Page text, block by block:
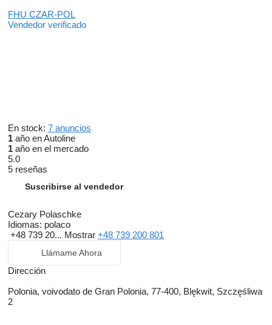
FHU CZAR-POL
Vendedor verificado
En stock: 7 anuncios
1 año en Autoline
1 año en el mercado
5.0
5 reseñas
Suscribirse al vendedor
Cezary Polaschke
Idiomas: polaco
+48 739 20... Mostrar +48 739 200 801
Llámame Ahora
Dirección
Polonia, voivodato de Gran Polonia, 77-400, Blękwit, Szczęśliwa
2